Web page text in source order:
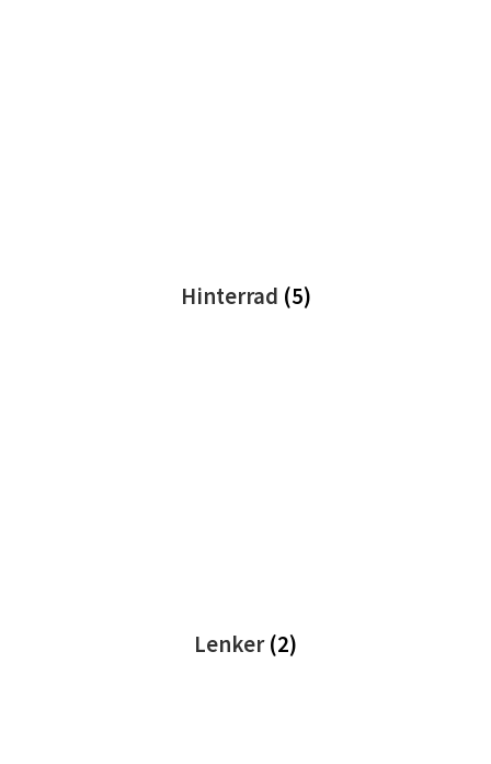
Hinterrad (5)
Lenker(2)